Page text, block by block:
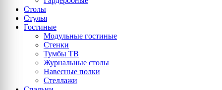
Столы
Стулья
Гостиные
Модульные гостиные
Стенки
Тумбы ТВ
Журнальные столы
Навесные полки
Стеллажи